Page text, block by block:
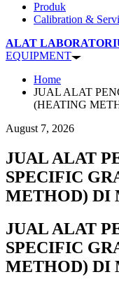
Produk
Calibration &
ALAT
EQUIPMENT
Home
JUAL ALAT
(HEATING
August 7, 2026
JUAL ALAT
SPECIFIC
METHOD) DI
JUAL ALAT
SPECIFIC
METHOD) DI